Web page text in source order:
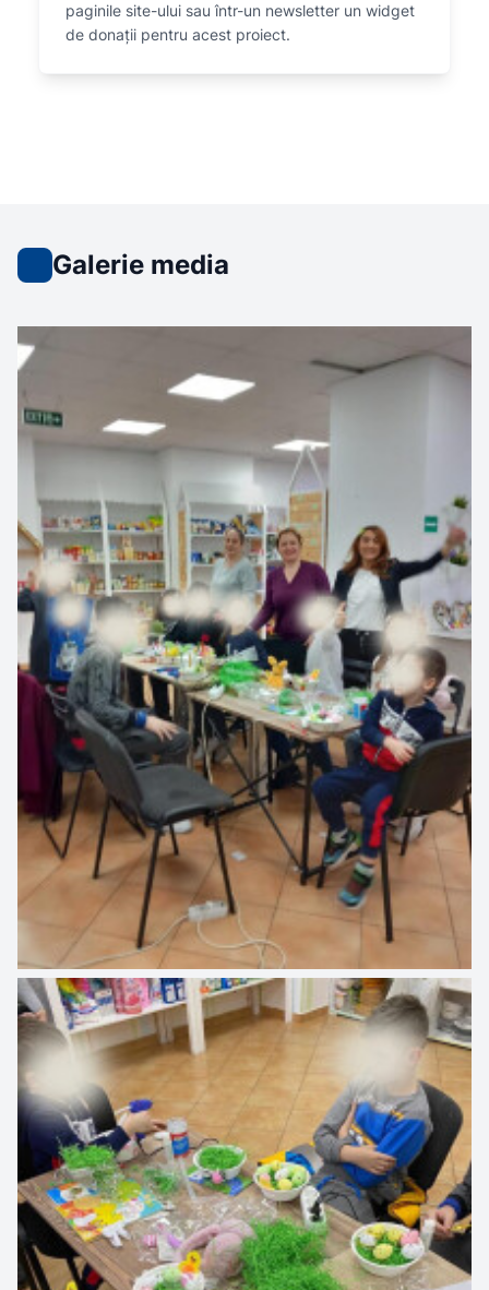
paginile site-ului sau într-un newsletter un widget
de donații pentru acest proiect.
Galerie media